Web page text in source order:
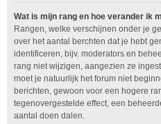
Wat is mijn rang en hoe verander ik
Rangen, welke verschijnen onder je
over het aantal berchten dat je hebt
identificeren, bijv. moderators en
rang niet wijzigen, aangezien ze
moet je natuurlijk het forum niet
berichten, gewoon voor een hogere
tegenovergestelde effect, een
aantal doen dalen.